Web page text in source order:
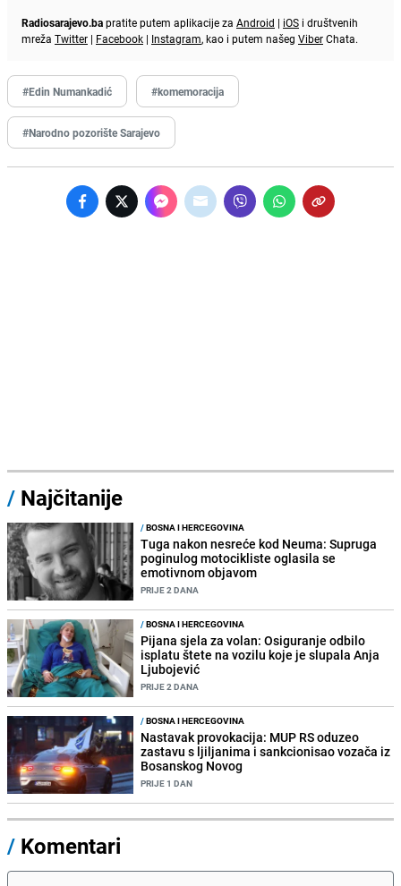
Radiosarajevo.bapratite putem aplikacije za Android | iOS i društvenih
mreža Twitter | Facebook | Instagram, kao i putem našeg ViberChata.
#Edin Numankadić #komemoracija
#Narodno pozorište Sarajevo
/ Najčitanije
/BOSNA I HERCEGOVINA
Tuga nakon nesreće kod Neuma: Supruga
poginulog motocikliste oglasila se
emotivnom objavom
PRIJE 2 DANA
/BOSNA I HERCEGOVINA
Pijana sjela za volan: Osiguranje odbilo
isplatu štete na vozilu koje je slupala Anja
Ljubojević
PRIJE 2 DANA
/BOSNA I HERCEGOVINA
Nastavak provokacija: MUP RS oduzeo
zastavu s ljiljanima i sankcionisao vozača iz
Bosanskog Novog
PRIJE 1 DAN
/ Komentari